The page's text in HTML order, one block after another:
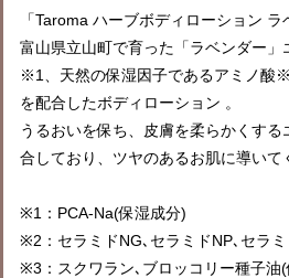
「Taroma ハーブボディローション ラ
富山県立山町で育った「ラベンダー」
※1、天然の保湿因子であるアミノ酸
を配合したボディローション 。
うるおいを保ち、皮膚を柔らかくす
合しており、ツヤのあるお肌に導いて
※1：PCA-Na(保
※2：セラミドNG､セラミドNP､セラ
※3：スクワラン､ブロッコリー種子油